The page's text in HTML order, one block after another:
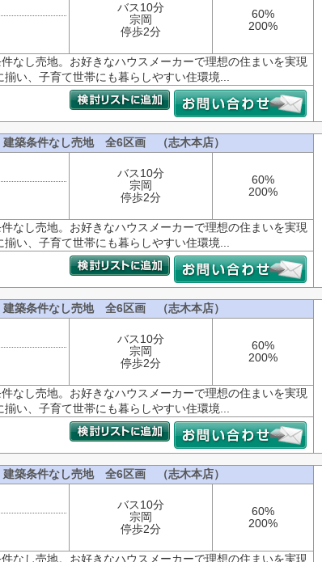
バス10分
宗岡
停歩2分
60%
200%
なし売地。お好きなハウスメーカーで理想の住まいを実現
い、子育て世帯にも暮らしやすい住環境...
築条件なし売地 全6区画 （志木本店）
バス10分
宗岡
停歩2分
60%
200%
なし売地。お好きなハウスメーカーで理想の住まいを実現
い、子育て世帯にも暮らしやすい住環境...
築条件なし売地 全6区画 （志木本店）
バス10分
宗岡
停歩2分
60%
200%
なし売地。お好きなハウスメーカーで理想の住まいを実現
い、子育て世帯にも暮らしやすい住環境...
築条件なし売地 全6区画 （志木本店）
バス10分
宗岡
停歩2分
60%
200%
なし売地。お好きなハウスメーカーで理想の住まいを実現